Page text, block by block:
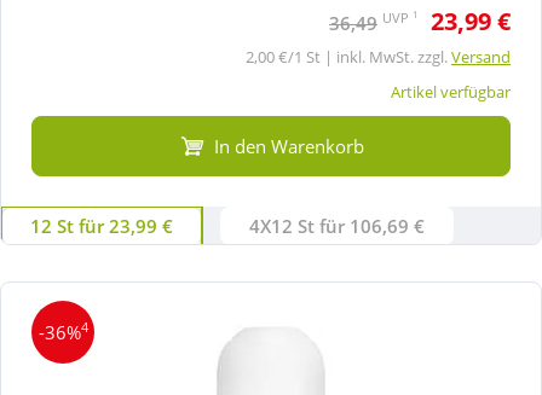
36,49 UVP 1 23,99 €
2,00 €/1 St | inkl. MwSt. zzgl.Versand
Artikel verfügbar
In den Warenkorb
12 St für 23,99 € 4X12 St für 106,69 €
-36%4